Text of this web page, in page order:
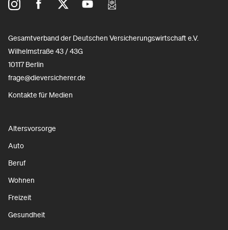
Gesamtverband der Deutschen Versicherungswirtschaft e.V.
Wilhelmstraße 43 / 43G
10117 Berlin
frage@dieversicherer.de
Kontakte für Medien
Altersvorsorge
Auto
Beruf
Wohnen
Freizeit
Gesundheit